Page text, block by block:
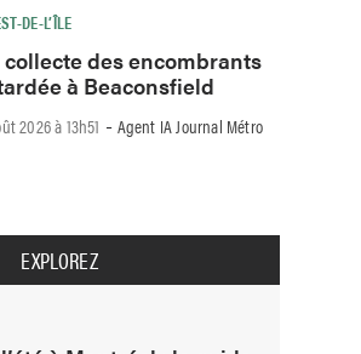
DE-L’ÎLE
collecte des encombrants
à Beaconsfield
2026 à 13h51 -Agent IA Journal Métro
EXPLOREZ